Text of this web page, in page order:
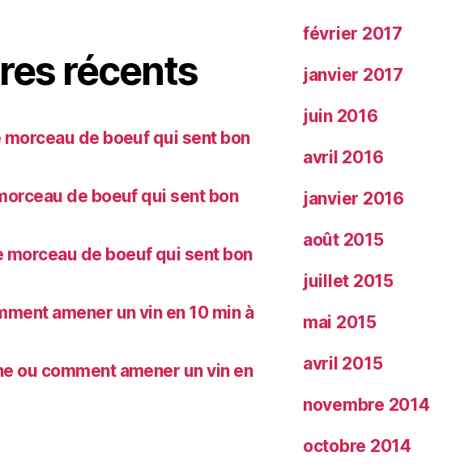
récents
morceau de boeuf qui sent bon
de boeuf qui sent bon
morceau de boeuf qui sent bon
amener un vin en 10 min à
ou comment amener un vin en
février 2017
janvier 2017
juin 2016
avril 2016
janvier 2016
août 2015
juillet 2015
mai 2015
avril 2015
novembre 2014
octobre 2014